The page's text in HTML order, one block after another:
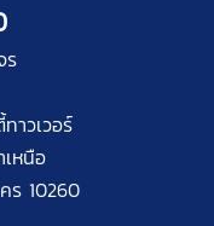
ร
าวเวอร์
หนือ
10260